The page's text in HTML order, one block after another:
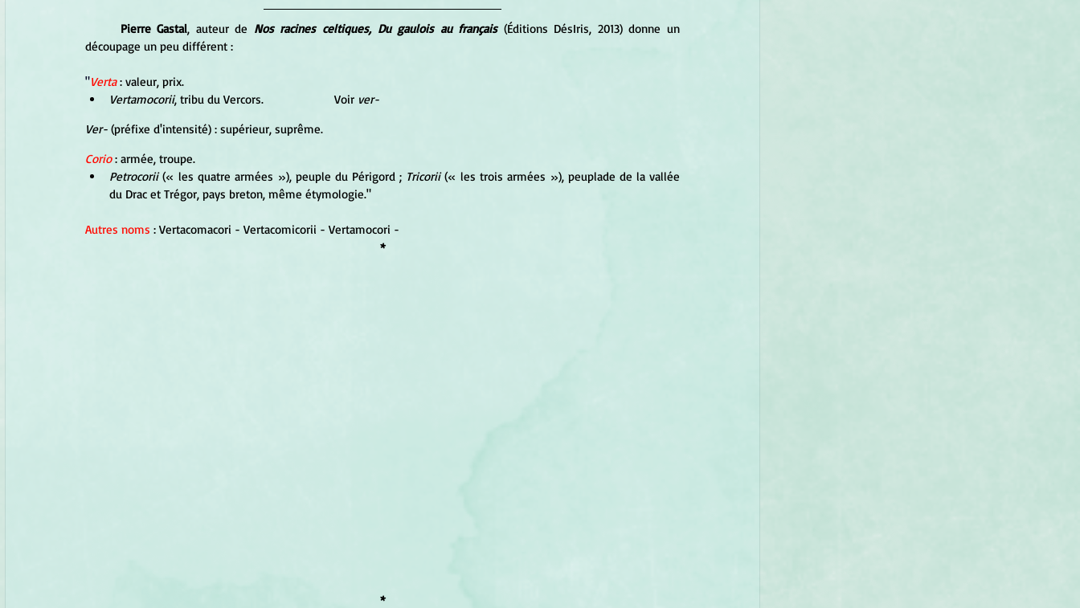
Pierre Gastal, auteur de Nos racines celtiques, Du gaulois au français (Éditions DésIris, 2013) donne un
découpage un peu différent :
"Verta : valeur, prix.
Vertamocorii, tribu du Vercors.                      Voir ver-
Ver- (préfixe d'intensité) : supérieur, suprême.
Corio : armée, troupe.
Petrocorii (« les quatre armées »), peuple du Périgord ; Tricorii (« les trois armées »), peuplade de la vallée
du Drac et Trégor, pays breton, même étymologie."
Autres noms : Vertacomacori - Vertacomicorii - Vertamocori -
*
*